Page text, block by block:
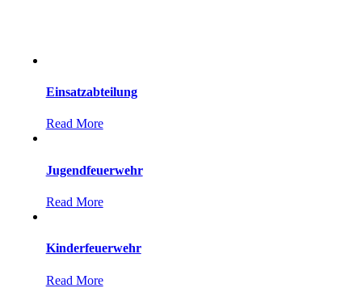
Einsatzabteilung
Read More
Jugendfeuerwehr
Read More
Kinderfeuerwehr
Read More